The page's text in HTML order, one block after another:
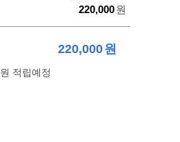
할
220,000원
220,000원
원 적립예정